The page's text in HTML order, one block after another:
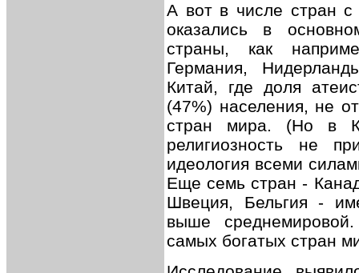
А вот в числе стран
оказались в
страны, как
Германия,
Китай, где доля
(47%) населения, не
стран мира. (Но в
религиозность не
идеология всеми
Еще семь стран -
Швеция, Бельгия -
выше
самых богатых стран